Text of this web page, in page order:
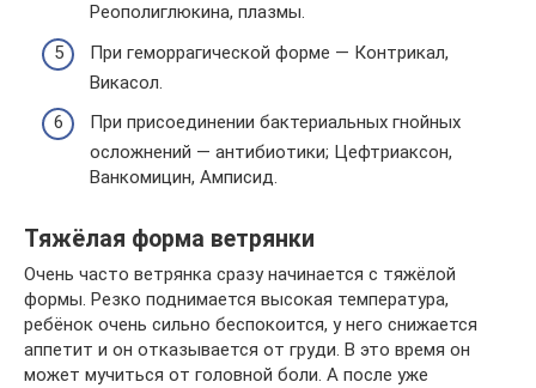
Реополиглюкина, плазмы.
При геморрагической форме — Контрикал,
Викасол.
При присоединении бактериальных гнойных
осложнений — антибиотики; Цефтриаксон,
Ванкомицин, Амписид.
Тяжёлая форма ветрянки
Очень часто ветрянка сразу начинается с тяжёлой
формы. Резко поднимается высокая температура,
ребёнок очень сильно беспокоится, у него снижается
аппетит и он отказывается от груди. В это время он
может мучиться от головной боли. А после уже